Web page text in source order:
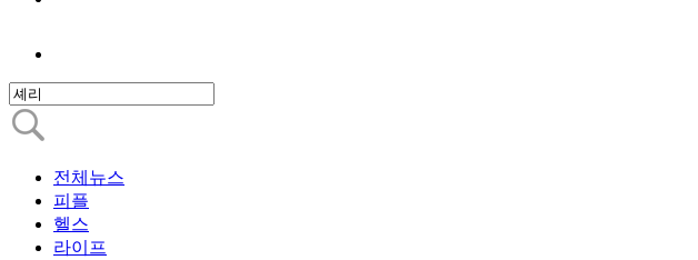
전체뉴스
피플
헬스
라이프